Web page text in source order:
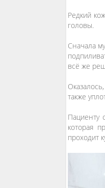
Редкий
головы.
Сначала
всё же
также
Пациенту
которая
проходит